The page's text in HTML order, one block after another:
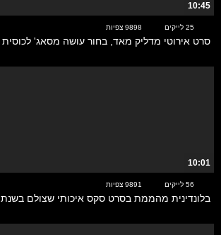
10:45
25 לייקים 9898 צפיות
סרט אירוטי מדליק מאד, בחור עושה מסאג' לכוסית
10:01
56 לייקים 9891 צפיות
בלונדינית מהממת בסרט סקס איכותי שצולם בשנת 2020